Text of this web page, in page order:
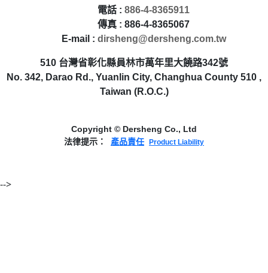
電話 : 886-4-8365911
傳真 : 886-4-8365067
E-mail : dirsheng@dersheng.com.tw
510 台灣省彰化縣員林市萬年里大饒路342號
No. 342, Darao Rd., Yuanlin City, Changhua County 510 ,
Taiwan (R.O.C.)
Copyright © Dersheng Co., Ltd
法律提示：
產品責任 Product Liability
-->